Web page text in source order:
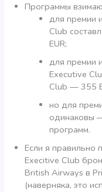
Программы
для премии
Club
EUR;
для премии
Executive
Club — 355
но для
одинаковы
программ.
Если я правильно
Execitive Club
British Airways в
(наверняка, это